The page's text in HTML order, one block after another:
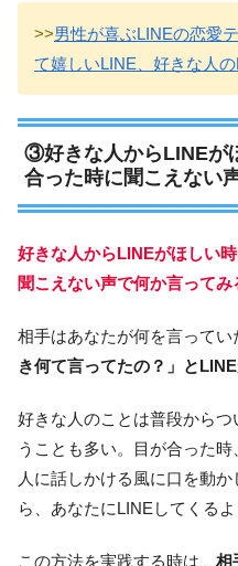
>>男性が喜ぶLINEの恋愛
て嬉しいLINE、好きな人
③好きな人からLINEが
合った時に聞こえない
好きな人からLINEがほしい
聞こえない声で何か言ってみ
相手はあなたが何を言ってい
き何て言ってたの？」と
好きな人のことは普段から
うことも多い。目が合った
人に話しかける風に口を動
ら、あなたにLINEしてくるよ
この方法を実践する時は、 相